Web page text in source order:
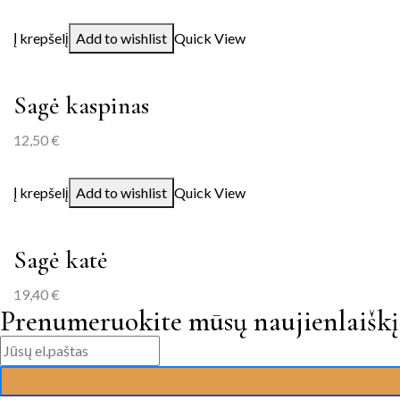
Į krepšelį Add to wishlist Quick View
Sagė kaspinas
12,50€
Į krepšelį Add to wishlist Quick View
Sagė katė
19,40€
Prenumeruokite mūsų naujienlaiškį